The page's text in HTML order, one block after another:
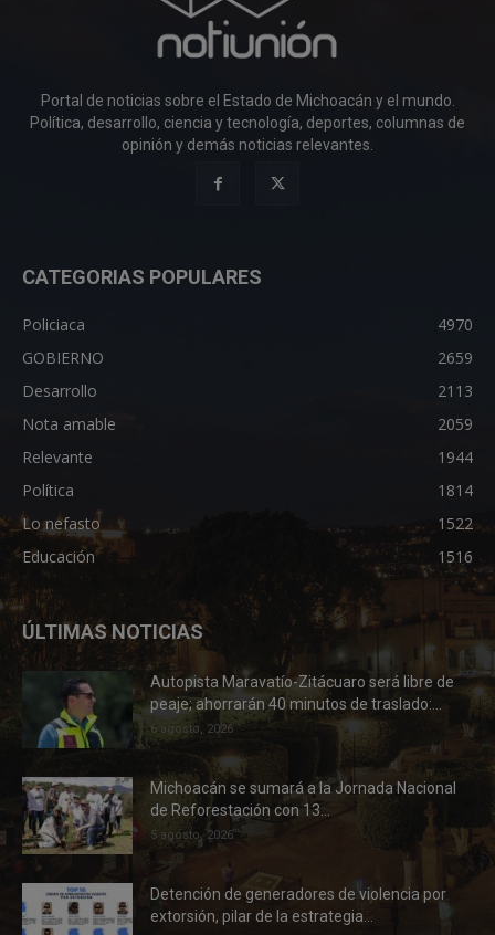
Portal de noticias sobre el Estado de Michoacán y el mundo.
Política, desarrollo, ciencia y tecnología, deportes, columnas de
opinión y demás noticias relevantes.
CATEGORIAS POPULARES
Policiaca
4970
GOBIERNO
2659
Desarrollo
2113
Nota amable
2059
Relevante
1944
Política
1814
Lo nefasto
1522
Educación
1516
ÚLTIMAS NOTICIAS
Autopista Maravatío-Zitácuaro será libre de
peaje; ahorrarán 40 minutos de traslado:...
6 agosto, 2026
Michoacán se sumará a la Jornada Nacional
de Reforestación con 13...
5 agosto, 2026
Detención de generadores de violencia por
extorsión, pilar de la estrategia...